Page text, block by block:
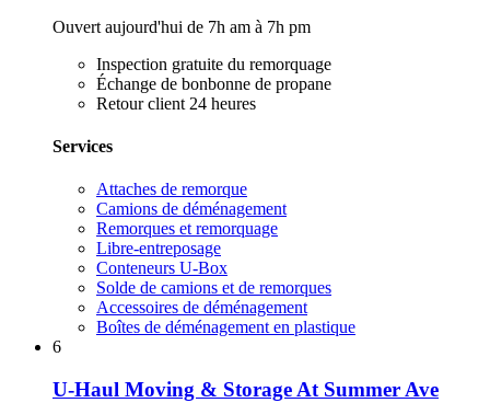
Ouvert aujourd'hui de 7h am à 7h pm
Inspection gratuite du remorquage
Échange de bonbonne de propane
Retour client 24 heures
Services
Attaches de remorque
Camions de déménagement
Remorques et remorquage
Libre-entreposage
Conteneurs U-Box
Solde de camions et de remorques
Accessoires de déménagement
Boîtes de déménagement en plastique
6
U-Haul Moving & Storage At Summer Ave